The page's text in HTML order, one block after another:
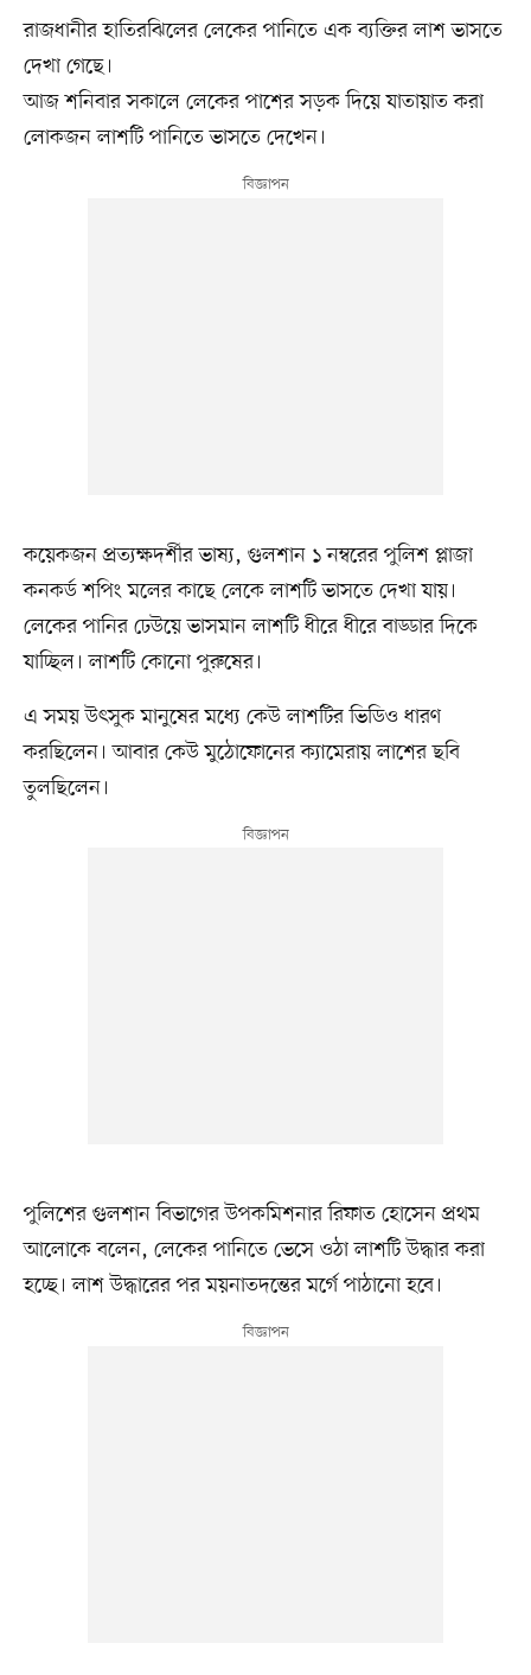
রাজধানীর হাতিরঝিলের লেকের পানিতে এক ব্যক্তির লাশ ভাসতে
দেখা গেছে।
আজ শনিবার সকালে লেকের পাশের সড়ক দিয়ে যাতায়াত করা
লোকজন লাশটি পানিতে ভাসতে দেখেন।
কয়েকজন প্রত্যক্ষদর্শীর ভাষ্য, গুলশান ১ নম্বরের পুলিশ প্লাজা
কনকর্ড শপিং মলের কাছে লেকে লাশটি ভাসতে দেখা যায়।
লেকের পানির ঢেউয়ে ভাসমান লাশটি ধীরে ধীরে বাড্ডার দিকে
যাচ্ছিল। লাশটি কোনো পুরুষের।
এ সময় উৎসুক মানুষের মধ্যে কেউ লাশটির ভিডিও ধারণ
করছিলেন। আবার কেউ মুঠোফোনের ক্যামেরায় লাশের ছবি
তুলছিলেন।
পুলিশের গুলশান বিভাগের উপকমিশনার রিফাত হোসেন প্রথম
আলোকে বলেন, লেকের পানিতে ভেসে ওঠা লাশটি উদ্ধার করা
হচ্ছে। লাশ উদ্ধারের পর ময়নাতদন্তের মর্গে পাঠানো হবে।